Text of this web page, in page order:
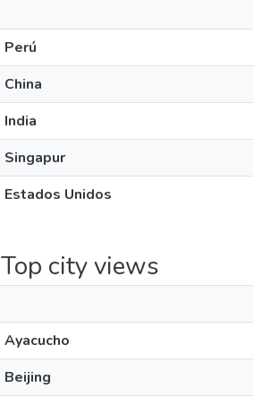
Perú
China
India
Singapur
Estados Unidos
Top city views
Ayacucho
Beijing